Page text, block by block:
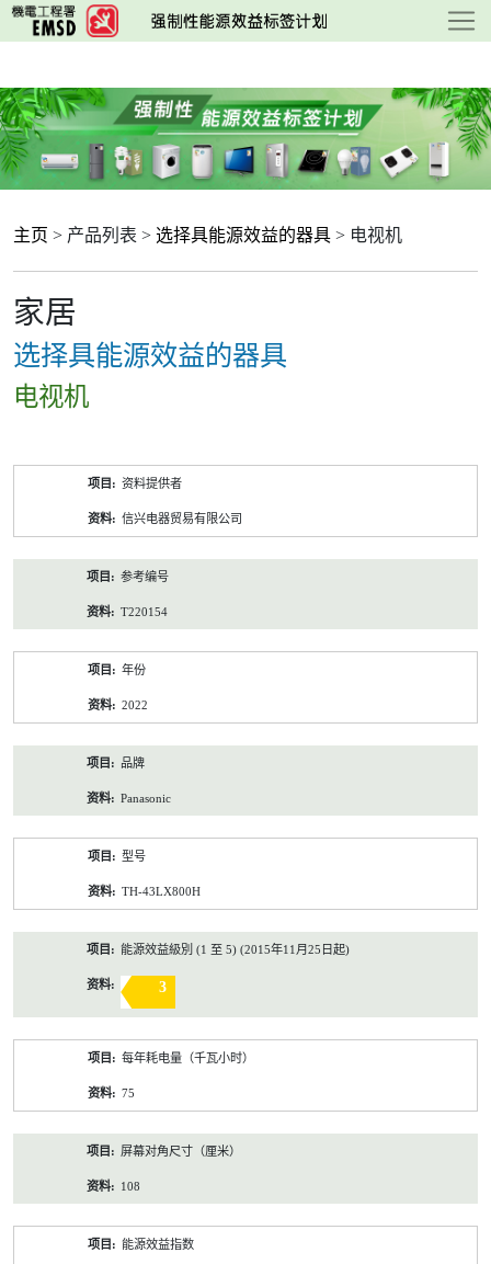
跳
至
要
内
容
主页 > 产品列表 > 选择具能源效益的器具 > 电视机
家居
选择具能源效益的器具
电视机
资料提供者
信兴电器贸易有限公司
参考编号
T220154
年份
2022
品牌
Panasonic
型号
TH-43LX800H
能源效益級別 (1 至 5) (2015年11月25日起)
3
每年耗电量（千瓦小时）
75
屏幕对角尺寸（厘米）
108
能源效益指数